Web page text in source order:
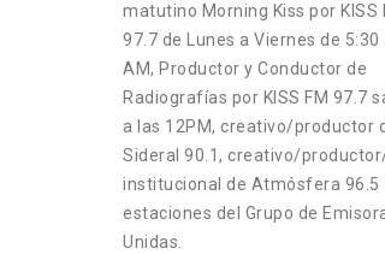
matutino Morning Kiss por KISS
97.7 de Lunes a Viernes de 5:30
AM, Productor y Conductor de
Radiografías por KISS FM 97.7
a las 12PM, creativo/productor
Sideral 90.1, creativo/
institucional de Atmósfera 96.5
estaciones del Grupo de
Unidas.